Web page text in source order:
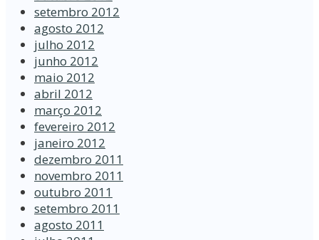
setembro 2012
agosto 2012
julho 2012
junho 2012
maio 2012
abril 2012
março 2012
fevereiro 2012
janeiro 2012
dezembro 2011
novembro 2011
outubro 2011
setembro 2011
agosto 2011